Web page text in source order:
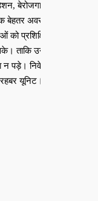
बेरोजगार
बेहतर अवसर
प्रशिक्षित
ताकि उन्हें
न पड़े। निवेदक –
यूनिट।